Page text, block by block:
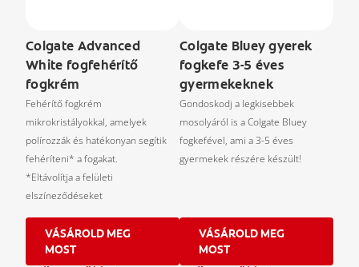
Colgate Advanced
White fogfehérítő
fogkrém
Fehérítő fogkrém
mikrokristályokkal, amelyek
polírozzák és hatékonyan segítik
fehéríteni* a fogakat.
*Eltávolítja a felületi
elszíneződéseket
VÁSÁROLD MEG
MOST
Colgate Bluey gyerek
fogkefe 3-5 éves
gyermekeknek
Gondoskodj a legkisebbek
mosolyáról is a Colgate Bluey
fogkefével, ami a 3-5 éves
gyermekek részére készült!
VÁSÁROLD MEG
MOST